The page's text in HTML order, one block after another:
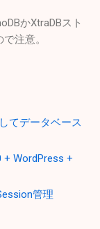
かXtraDBスト
注意。
てデータベース
+ WordPress +
管理